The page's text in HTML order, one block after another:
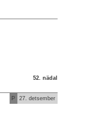
52. nädal
P
27. detsember